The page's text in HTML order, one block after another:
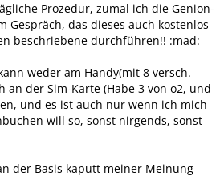
Prozedur, zumal ich die Genion-
Gespräch, das dieses auch kostenlos
beschriebene durchführen!! :mad:
weder am Handy(mit 8 versch.
an der Sim-Karte (Habe 3 von o2, und
und es ist auch nur wenn ich mich
will so, sonst nirgends, sonst
der Basis kaputt meiner Meinung